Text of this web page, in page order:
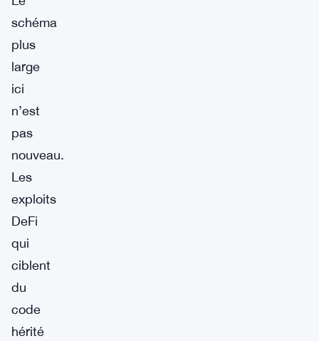
schéma
plus
large
ici
n’est
pas
nouveau.
Les
exploits
DeFi
qui
ciblent
du
code
hérité